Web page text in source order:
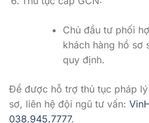
Chủ đầu tư phối
khách hàng hồ sơ
quy định.
Để được hỗ trợ thủ tục pháp
sơ, liên hệ đội ngũ tư vấn:
038.945.7777.